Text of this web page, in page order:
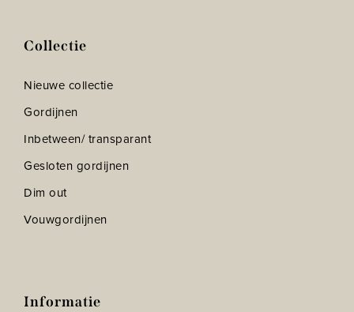
Collectie
Nieuwe collectie
Gordijnen
Inbetween/ transparant
Gesloten gordijnen
Dim out
Vouwgordijnen
Informatie